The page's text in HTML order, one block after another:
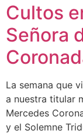
Cultos
Señora
La semana que
a nuestra titular
Mercedes
y el Solemne